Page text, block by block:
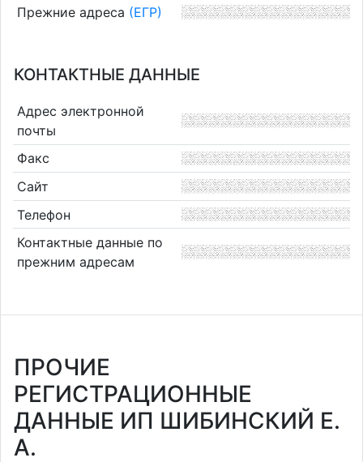
Прежние адреса (ЕГР)
КОНТАКТНЫЕ ДАННЫЕ
Адрес электронной
почты
Факс
Сайт
Телефон
Контактные данные по
прежним адресам
ПРОЧИЕ
РЕГИСТРАЦИОННЫЕ
ДАННЫЕ ИП ШИБИНСКИЙ Е.
А.